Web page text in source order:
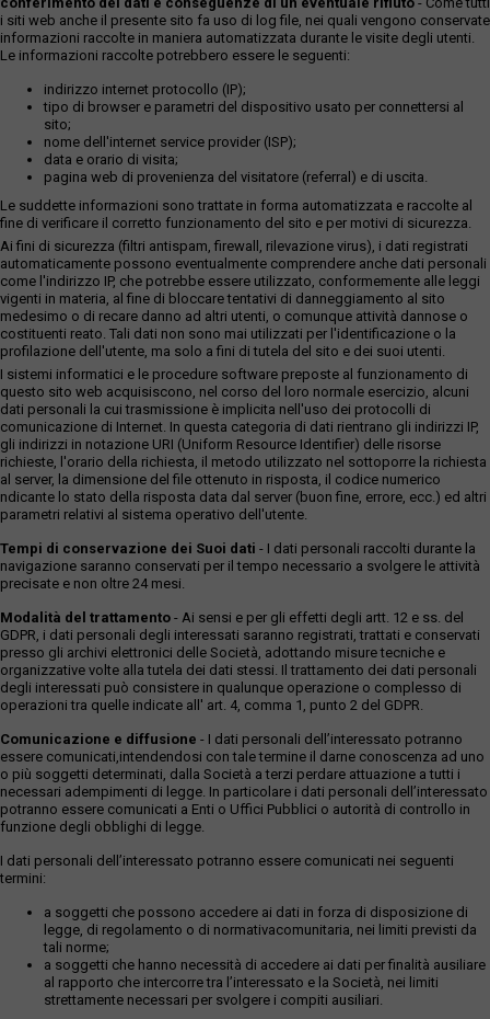
i siti web anche il presente sito fa uso di log file, nei quali vengono conservate
informazioni raccolte in maniera automatizzata durante le visite degli utenti.
Le informazioni raccolte potrebbero essere le seguenti:
indirizzo internet protocollo (IP);
tipo di browser e parametri del dispositivo usato per connettersi al
sito;
nome dell'internet service provider (ISP);
data e orario di visita;
pagina web di provenienza del visitatore (referral) e di uscita.
Le suddette informazioni sono trattate in forma automatizzata e raccolte al
fine di verificare il corretto funzionamento del sito e per motivi di sicurezza.
Ai fini di sicurezza (filtri antispam, firewall, rilevazione virus), i dati registrati
automaticamente possono eventualmente comprendere anche dati personali
come l'indirizzo IP, che potrebbe essere utilizzato, conformemente alle leggi
vigenti in materia, al fine di bloccare tentativi di danneggiamento al sito
medesimo o di recare danno ad altri utenti, o comunque attività dannose o
costituenti reato. Tali dati non sono mai utilizzati per l'identificazione o la
profilazione dell'utente, ma solo a fini di tutela del sito e dei suoi utenti.
I sistemi informatici e le procedure software preposte al funzionamento di
questo sito web acquisiscono, nel corso del loro normale esercizio, alcuni
dati personali la cui trasmissione è implicita nell'uso dei protocolli di
comunicazione di Internet. In questa categoria di dati rientrano gli indirizzi IP,
gli indirizzi in notazione URI (Uniform Resource Identifier) delle risorse
richieste, l'orario della richiesta, il metodo utilizzato nel sottoporre la richiesta
al server, la dimensione del file ottenuto in risposta, il codice numerico
ndicante lo stato della risposta data dal server (buon fine, errore, ecc.) ed altri
parametri relativi al sistema operativo dell'utente.
Tempi di conservazione dei Suoi dati - I dati personali raccolti durante la
navigazione saranno conservati per il tempo necessario a svolgere le attività
precisate e non oltre 24 mesi.
Modalità del trattamento - Ai sensi e per gli effetti degli artt. 12 e ss. del
GDPR, i dati personali degli interessati saranno registrati, trattati e conservati
presso gli archivi elettronici delle Società, adottando misure tecniche e
organizzative volte alla tutela dei dati stessi. Il trattamento dei dati personali
degli interessati può consistere in qualunque operazione o complesso di
operazioni tra quelle indicate all' art. 4, comma 1, punto 2 del GDPR.
Comunicazione e diffusione - I dati personali dell’interessato potranno
essere comunicati,intendendosi con tale termine il darne conoscenza ad uno
o più soggetti determinati, dalla Società a terzi perdare attuazione a tutti i
necessari adempimenti di legge. In particolare i dati personali dell’interessato
potranno essere comunicati a Enti o Uffici Pubblici o autorità di controllo in
funzione degli obblighi di legge.
I dati personali dell’interessato potranno essere comunicati nei seguenti
termini:
a soggetti che possono accedere ai dati in forza di disposizione di
legge, di regolamento o di normativacomunitaria, nei limiti previsti da
tali norme;
a soggetti che hanno necessità di accedere ai dati per finalità ausiliare
al rapporto che intercorre tra l’interessato e la Società, nei limiti
strettamente necessari per svolgere i compiti ausiliari.